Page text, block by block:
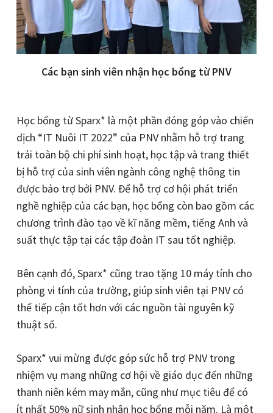
Các bạn sinh viên nhận học bổng từ PNV
Học bổng từ Sparx* là một phần đóng góp vào chiến
dịch “IT Nuôi IT 2022” của PNV nhằm hỗ trợ trang
trải toàn bộ chi phí sinh hoạt, học tập và trang thiết
bị hỗ trợ của sinh viên ngành công nghệ thông tin
được bảo trợ bởi PNV. Để hỗ trợ cơ hội phát triển
nghề nghiệp của các bạn, học bổng còn bao gồm các
chương trình đào tạo về kĩ năng mềm, tiếng Anh và
suất thực tập tại các tập đoàn IT sau tốt nghiệp.
Bên cạnh đó, Sparx* cũng trao tặng 10 máy tính cho
phòng vi tính của trường, giúp sinh viên tại PNV có
thể tiếp cận tốt hơn với các nguồn tài nguyên kỹ
thuật số.
Sparx* vui mừng được góp sức hỗ trợ PNV trong
nhiệm vụ mang những cơ hội về giáo dục đến những
thanh niên kém may mắn, cũng như mục tiêu để có
ít nhất 50% nữ sinh nhận học bổng mỗi năm. Là một